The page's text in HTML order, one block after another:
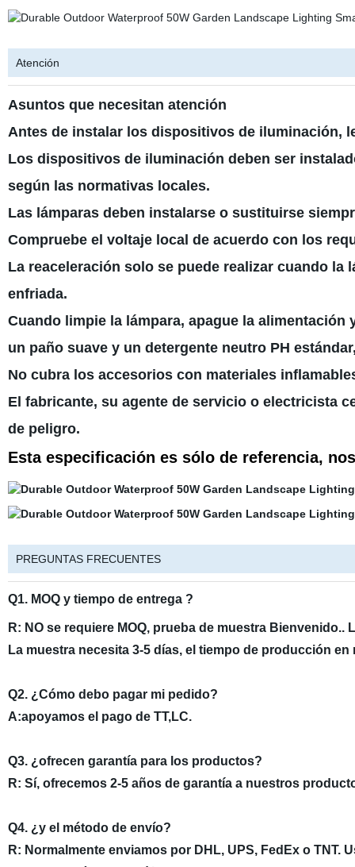
Atención
Asuntos que necesitan atención
Antes de instalar los dispositivos de iluminación,
Los dispositivos de iluminación deben ser
según las normativas locales.
Las lámparas deben instalarse o sustituirse
Compruebe el voltaje local de acuerdo con los
La reaceleración solo se puede realizar cuando la
enfriada.
Cuando limpie la lámpara, apague la
un paño suave y un detergente neutro PH
No cubra los accesorios con materiales
El fabricante, su agente de servicio o electricista
de peligro.
Esta especificación es sólo de referencia,
PREGUNTAS FRECUENTES
Q1. MOQ y tiempo de entrega ?
R: NO se requiere MOQ, prueba de muestra
La muestra necesita 3-5 días, el tiempo de producción
Q2. ¿Cómo debo pagar mi pedido?
A:apoyamos el pago de TT,LC.
Q3. ¿ofrecen garantía para los productos?
R: Sí, ofrecemos 2-5 años de garantía a nuestros
Q4. ¿y el método de envío?
R: Normalmente enviamos por DHL, UPS, FedEx o TNT.